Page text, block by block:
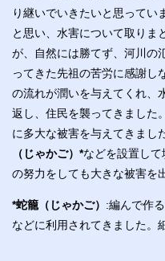
り継いでいきたいと思ってい
と思い、水害について取りま
が、自然には勝てず、河川の
ってきた先祖の苦労に感謝し
の流れが潤いを与えてくれ、
返し、住民を襲ってきました
に多大な被害を与えてきまし
（じゃかご）*などを設置し
の努力をしても大きな被害を
*蛇籠（じゃかご） :編んで作
などに利用されてきました。